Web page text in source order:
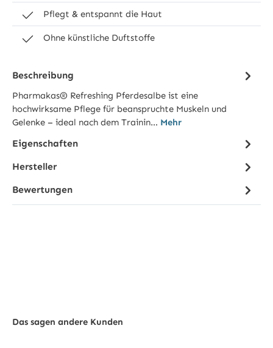
Pflegt & entspannt die Haut
Ohne künstliche Duftstoffe
Beschreibung
Pharmakas® Refreshing Pferdesalbe ist eine
hochwirksame Pflege für beanspruchte Muskeln und
Gelenke – ideal nach dem Trainin… Mehr
Eigenschaften
Hersteller
Bewertungen
Das sagen andere Kunden